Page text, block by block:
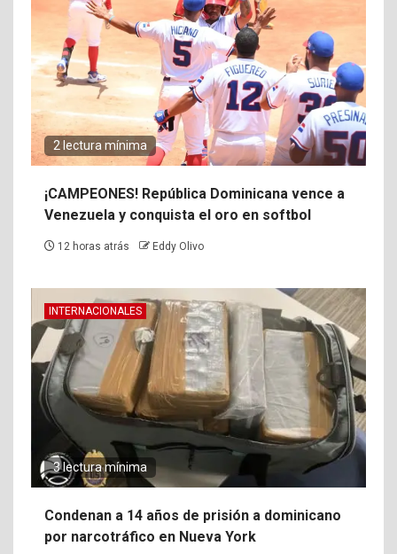
2 lectura mínima
¡CAMPEONES! República Dominicana vence a
Venezuela y conquista el oro en softbol
12 horas atrás Eddy Olivo
INTERNACIONALES
3 lectura mínima
Condenan a 14 años de prisión a dominicano
por narcotráfico en Nueva York